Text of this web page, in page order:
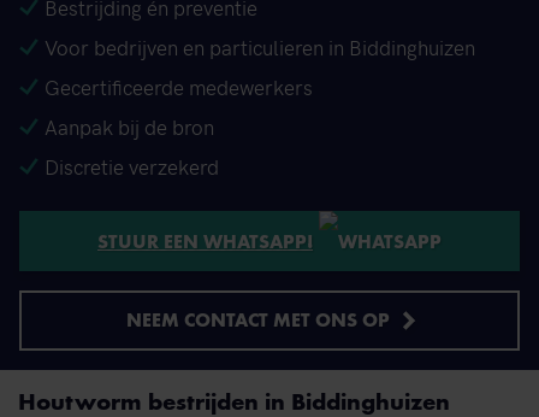
Bestrijding én preventie
Voor bedrijven en particulieren in Biddinghuizen
Gecertificeerde medewerkers
Aanpak bij de bron
Discretie verzekerd
STUUR EEN WHATSAPP!
NEEM CONTACT MET ONS OP
Houtworm bestrijden in Biddinghuizen